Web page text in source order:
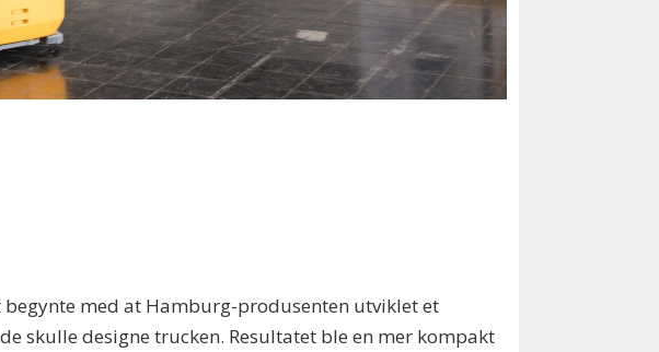
med at Hamburg-produsenten utviklet et
skulle designe trucken. Resultatet ble en mer kompakt